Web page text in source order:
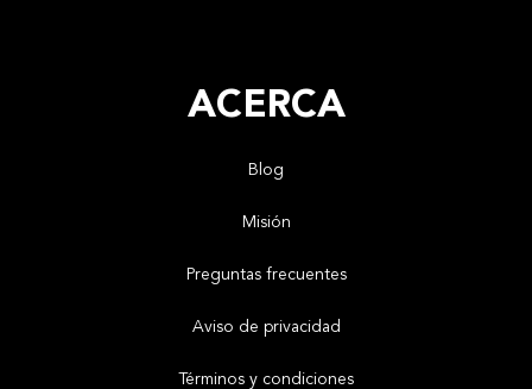
ACERCA
Blog
Misión
Preguntas frecuentes
Aviso de privacidad
Términos y condiciones